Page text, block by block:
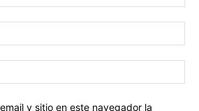
y sitio en este navegador la